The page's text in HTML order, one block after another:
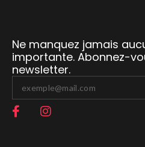
Ne manquez jamais
importante. Abonnez-
newsletter.